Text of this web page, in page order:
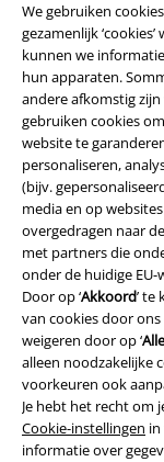
We gebruiken
gezamenlijk
kunnen we
hun apparaten.
andere afkomstig
gebruiken cookies
website te
personaliseren,
(bijv.
media en op
overgedragen naar
met partners die
onder de huidige
Door op ‘Akkoord’
van cookies door
weigeren door op ‘
alleen noodzakelijke
voorkeuren ook
Je hebt het recht om
Cookie-instellingen
informatie over
Download gratis de
A